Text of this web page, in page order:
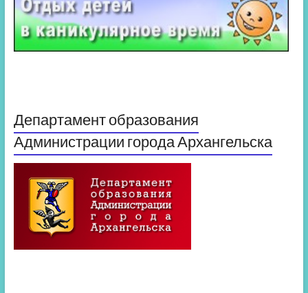
Департамент образования
Администрации города Архангельска